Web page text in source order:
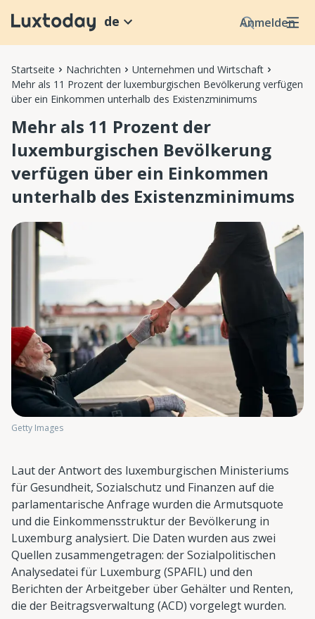
Anmelden
de
Startseite Nachrichten
Unternehmen und Wirtschaft
Mehr als 11 Prozent der luxemburgischen Bevölkerung verfügen
über ein Einkommen unterhalb des Existenzminimums
Mehr als 11 Prozent der
luxemburgischen Bevölkerung
verfügen über ein Einkommen
unterhalb des Existenzminimums
Getty Images
Laut der Antwort des luxemburgischen Ministeriums
für Gesundheit, Sozialschutz und Finanzen auf die
parlamentarische Anfrage wurden die Armutsquote
und die Einkommensstruktur der Bevölkerung in
Luxemburg analysiert. Die Daten wurden aus zwei
Quellen zusammengetragen: der Sozialpolitischen
Analysedatei für Luxemburg (SPAFIL) und den
Berichten der Arbeitgeber über Gehälter und Renten,
die der Beitragsverwaltung (ACD) vorgelegt wurden.